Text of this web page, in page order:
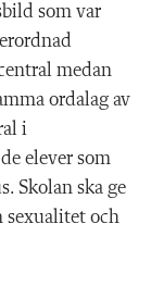
som var
medan
ordalag av
i
elever som
Skolan ska ge
sexualitet och